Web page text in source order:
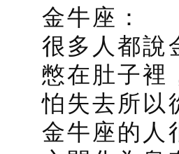
金牛座：
很多人都說
憋在肚子
怕失去所以
金牛座的人